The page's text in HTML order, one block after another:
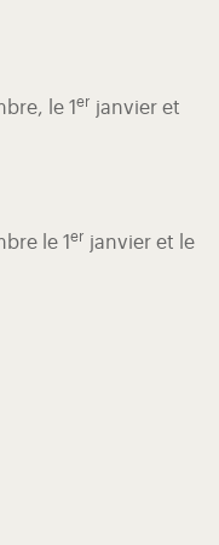
le 1 er janvier et
le 1 er janvier et le